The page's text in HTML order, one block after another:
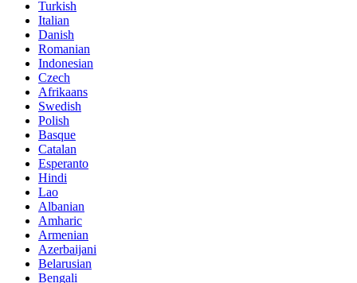
Turkish
Italian
Danish
Romanian
Indonesian
Czech
Afrikaans
Swedish
Polish
Basque
Catalan
Esperanto
Hindi
Lao
Albanian
Amharic
Armenian
Azerbaijani
Belarusian
Bengali